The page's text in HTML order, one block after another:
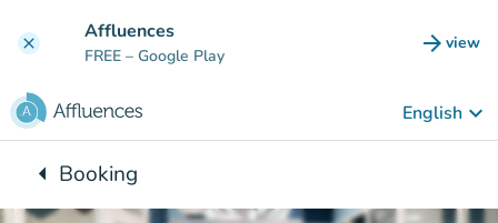
clear Affluences
FREE – Google Play arrow_forward view
(new
English keyboard_arrow_down
arrow_leftBack to:
Booking